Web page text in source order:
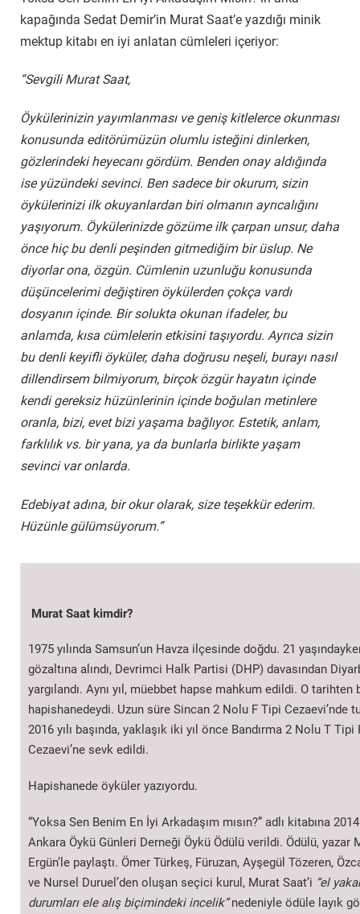
kapağında Sedat Demir’in Murat Saat’e yazdığı minik
mektup kitabı en iyi anlatan cümleleri içeriyor:
“Sevgili Murat Saat,
Öykülerinizin yayımlanması ve geniş kitlelerce okunması
konusunda editörümüzün olumlu isteğini dinlerken,
gözlerindeki heyecanı gördüm. Benden onay aldığında
ise yüzündeki sevinci. Ben sadece bir okurum, sizin
öykülerinizi ilk okuyanlardan biri olmanın ayrıcalığını
yaşıyorum. Öykülerinizde gözüme ilk çarpan unsur, daha
önce hiç bu denli peşinden gitmediğim bir üslup. Ne
diyorlar ona, özgün. Cümlenin uzunluğu konusunda
düşüncelerimi değiştiren öykülerden çokça vardı
dosyanın içinde. Bir solukta okunan ifadeler, bu
anlamda, kısa cümlelerin etkisini taşıyordu. Ayrıca sizin
bu denli keyifli öyküler, daha doğrusu neşeli, burayı nasıl
dillendirsem bilmiyorum, birçok özgür hayatın içinde
kendi gereksiz hüzünlerinin içinde boğulan metinlere
oranla, bizi, evet bizi yaşama bağlıyor. Estetik, anlam,
farklılık vs. bir yana, ya da bunlarla birlikte yaşam
sevinci var onlarda.
Edebiyat adına, bir okur olarak, size teşekkür ederim.
Hüzünle gülümsüyorum.”
Murat Saat kimdir?
1975 yılında Samsun’un Havza ilçesinde doğdu. 21
gözaltına alındı, Devrimci Halk Partisi (DHP) davasından
yargılandı. Aynı yıl, müebbet hapse mahkum edildi. O tarihten
hapishanedeydi. Uzun süre Sincan 2 Nolu F Tipi Cezaevi’nde
2016 yılı başında, yaklaşık iki yıl önce Bandırma 2 Nolu T Tipi
Cezaevi’ne sevk edildi.
Hapishanede öyküler yazıyordu.
“Yoksa Sen Benim En İyi Arkadaşım mısın?” adlı kitabına
Ankara Öykü Günleri Derneği Öykü Ödülü verildi. Ödülü, yazar
Ergün’le paylaştı. Ömer Türkeş, Füruzan, Ayşegül Tözeren,
ve Nursel Duruel’den oluşan seçici kurul, Murat Saat’i “el
durumları ele alış biçimindeki incelik”nedeniyle ödüle layık